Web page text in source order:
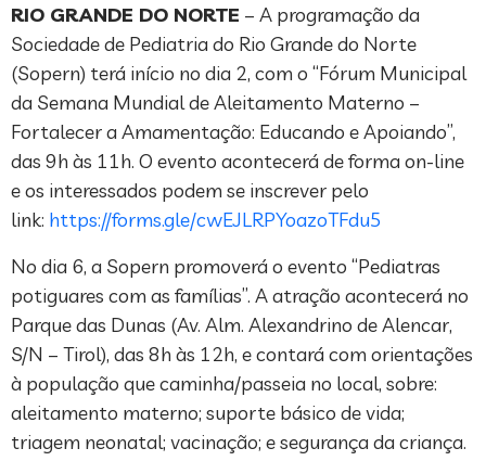
RIO GRANDE DO NORTE – A programação da
Sociedade de Pediatria do Rio Grande do Norte
(Sopern) terá início no dia 2, com o “Fórum Municipal
da Semana Mundial de Aleitamento Materno –
Fortalecer a Amamentação: Educando e Apoiando”,
das 9h às 11h. O evento acontecerá de forma on-line
e os interessados podem se inscrever pelo
link: https://forms.gle/cwEJLRPYoazoTFdu5
No dia 6, a Sopern promoverá o evento “Pediatras
potiguares com as famílias”. A atração acontecerá no
Parque das Dunas (Av. Alm. Alexandrino de Alencar,
S/N – Tirol), das 8h às 12h, e contará com orientações
à população que caminha/passeia no local, sobre:
aleitamento materno; suporte básico de vida;
triagem neonatal; vacinação; e segurança da criança.